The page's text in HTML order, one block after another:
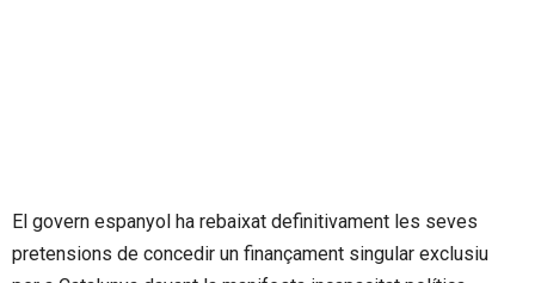
El govern espanyol ha rebaixat definitivament les seves
pretensions de concedir un finançament singular exclusiu